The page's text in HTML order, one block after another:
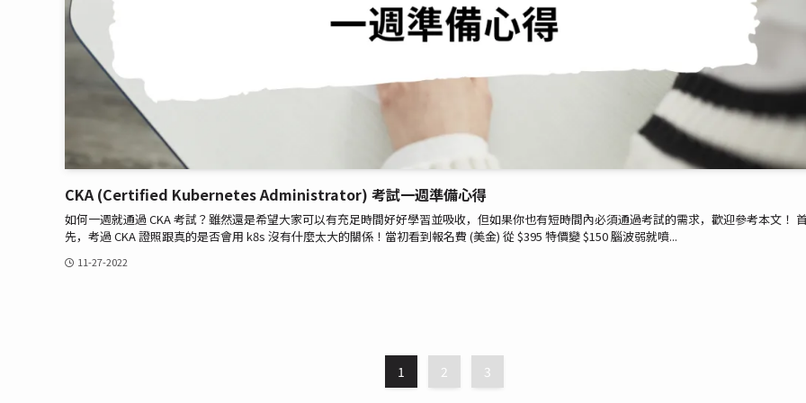
CKA (Certified Kubernetes Administrator) 考試一週準備心得
如何一週就通過 CKA 考試？雖然還是希望大家可以有充足時間好好學習並吸收，但如果你也有短時間內必須通過考試的需求，歡迎參考本文！
先，考過 CKA 證照跟真的是否會用 k8s 沒有什麼太大的關係！當初看到報名費 (美金) 從 $395 特價變 $150 腦波弱就噴...
11-27-2022
1 2 3